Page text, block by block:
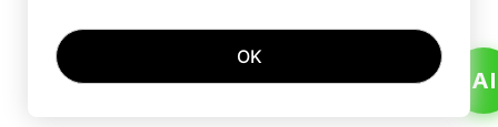
OK
AI